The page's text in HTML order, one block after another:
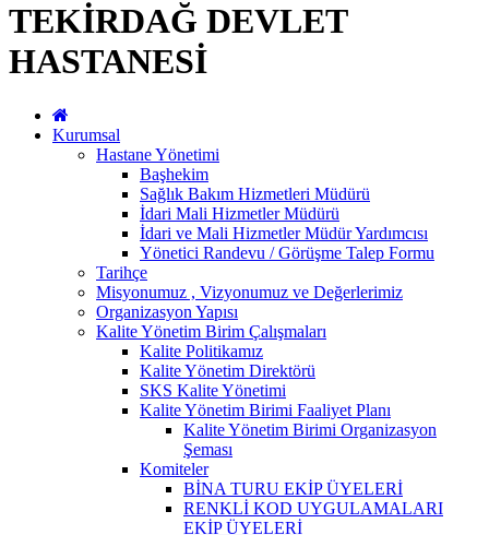
TEKİRDAĞ DEVLET
HASTANESİ
Kurumsal
Hastane Yönetimi
Başhekim
Sağlık Bakım Hizmetleri Müdürü
İdari Mali Hizmetler Müdürü
İdari ve Mali Hizmetler Müdür Yardımcısı
Yönetici Randevu / Görüşme Talep Formu
Tarihçe
Misyonumuz , Vizyonumuz ve Değerlerimiz
Organizasyon Yapısı
Kalite Yönetim Birim Çalışmaları
Kalite Politikamız
Kalite Yönetim Direktörü
SKS Kalite Yönetimi
Kalite Yönetim Birimi Faaliyet Planı
Kalite Yönetim Birimi Organizasyon
Şeması
Komiteler
BİNA TURU EKİP ÜYELERİ
RENKLİ KOD UYGULAMALARI
EKİP ÜYELERİ